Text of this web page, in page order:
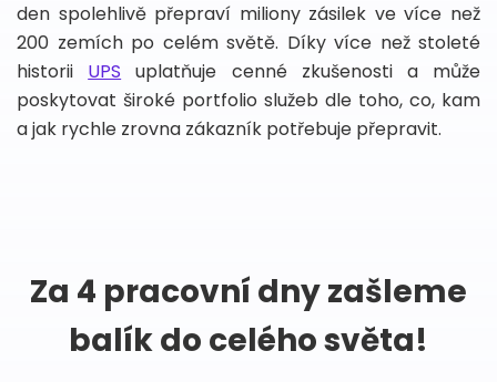
den spolehlivě přepraví miliony zásilek ve více než
200 zemích po celém světě. Díky více než stoleté
historii UPS uplatňuje cenné zkušenosti a může
poskytovat široké portfolio služeb dle toho, co, kam
a jak rychle zrovna zákazník potřebuje přepravit.
Za 4 pracovní dny zašleme
balík do celého světa!